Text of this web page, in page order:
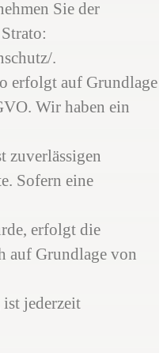
Sie der
.
erfolgt auf Grundlage
Wir haben ein
zuverlässigen
Sofern eine
erfolgt die
auf Grundlage von
jederzeit